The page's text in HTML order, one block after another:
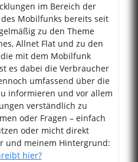
im Bereich der
Mobilfunks bereits seit
zu den Theme
Allnet Flat und zu den
mit dem Mobilfunk
es dabei die Verbraucher
umfassend über die
informieren und vor allem
verständlich zu
oder Fragen – einfach
oder micht direkt
und meinem Hintergrund:
hier?